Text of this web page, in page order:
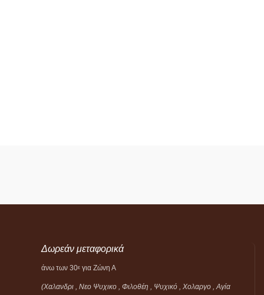
Δωρεάν μεταφορικά
άνω των 30ε για Ζώνη Α
(Χαλανδρι , Νεο Ψυχικο , Φιλοθέη , Ψυχικό , Χολαργο , Αγία